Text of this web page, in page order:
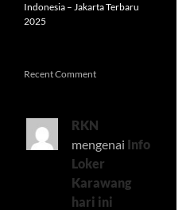
Indonesia – Jakarta Terbaru
2025
Recent Comment
RKN
mengenai Info
Loker
Karawang
hari ini